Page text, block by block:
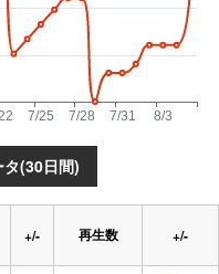
(30日間)
+/- 再生数 +/-